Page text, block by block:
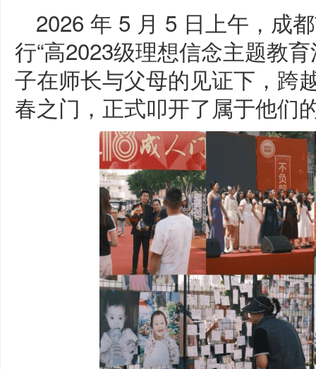
2026 年 5 月 5 日上午，成
行“高2023级理想信念主题教
子在师长与父母的见证下，跨
春之门，正式叩开了属于他们